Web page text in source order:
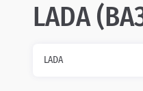
LADA
LADA